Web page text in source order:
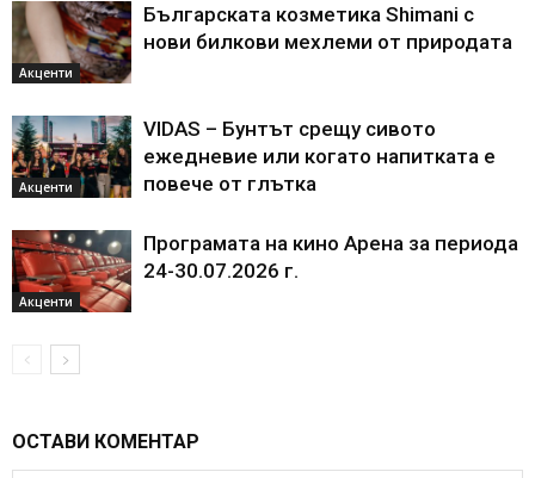
Акценти
Българската козметика Shimani с
нови билкови мехлеми от природата
Акценти
VIDAS – Бунтът срещу сивото
ежедневие или когато напитката е
повече от глътка
Акценти
Програмата на кино Арена за периода
24-30.07.2026 г.
ОСТАВИ КОМЕНТАР